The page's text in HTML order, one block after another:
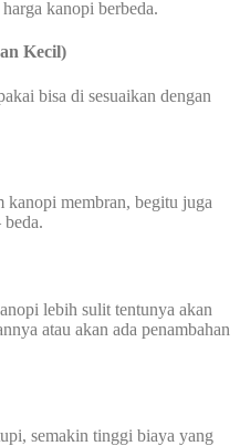
kanopi berbeda.
Kecil)
bisa di sesuaikan dengan
kanopi membran, begitu juga
beda.
lebih sulit tentunya akan
atau akan ada penambahan
semakin tinggi biaya yang